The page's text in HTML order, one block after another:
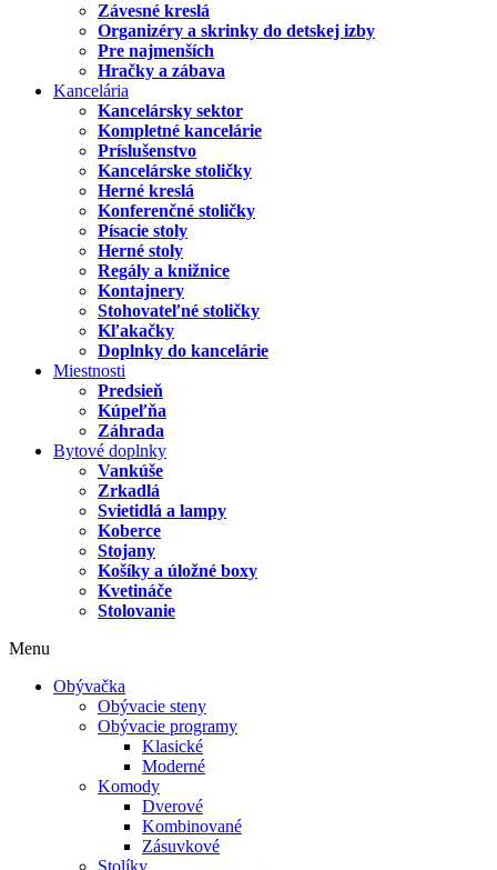
Závesné kreslá
Organizéry a skrinky do detskej izby
Pre najmenších
Hračky a zábava
Kancelária
Kancelársky sektor
Kompletné kancelárie
Príslušenstvo
Kancelárske stoličky
Herné kreslá
Konferenčné stoličky
Písacie stoly
Herné stoly
Regály a knižnice
Kontajnery
Stohovateľné stoličky
Kľakačky
Doplnky do kancelárie
Miestnosti
Predsieň
Kúpeľňa
Záhrada
Bytové doplnky
Vankúše
Zrkadlá
Svietidlá a lampy
Koberce
Stojany
Košíky a úložné boxy
Kvetináče
Stolovanie
Menu
Obývačka
Obývacie steny
Obývacie programy
Klasické
Moderné
Komody
Dverové
Kombinované
Zásuvkové
Stolíky